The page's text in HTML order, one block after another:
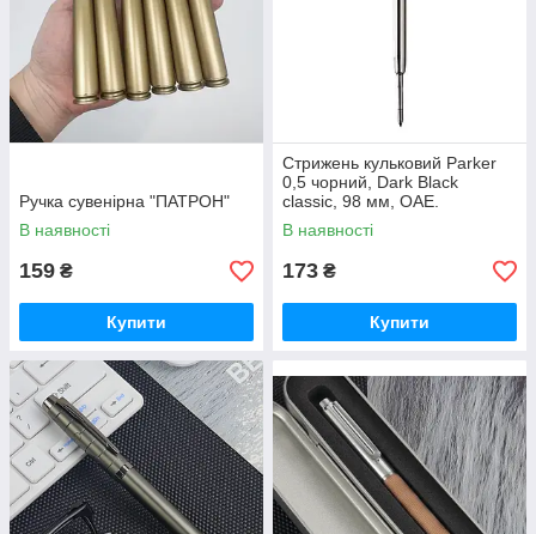
Ручка сувенірна "ПАТРОН"
В наявності
159 ₴
Купити
Стрижень кульковий Parker
0,5 чорний, Dark Black
classic, 98 мм, ОАЕ.
В наявності
173 ₴
Купити